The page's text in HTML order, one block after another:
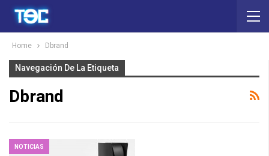
Home Dbrand
Navegación De La Etiqueta
Dbrand
NOTICIAS